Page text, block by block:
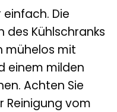
Die
Kühlschranks
mühelos mit
einem milden
Achten Sie
Reinigung vom